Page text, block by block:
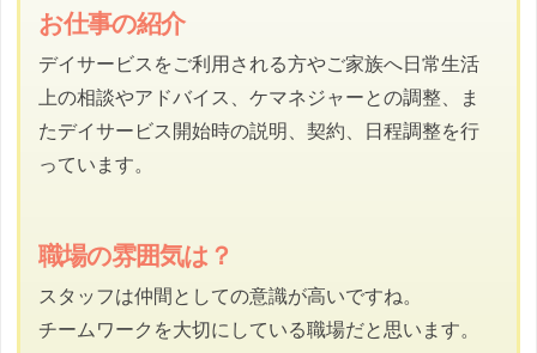
お仕事の紹介
デイサービスをご利用される方やご家族へ日常生活
上の相談やアドバイス、ケマネジャーとの調整、ま
たデイサービス開始時の説明、契約、日程調整を行
っています。
職場の雰囲気は？
スタッフは仲間としての意識が高いですね。
チームワークを大切にしている職場だと思います。